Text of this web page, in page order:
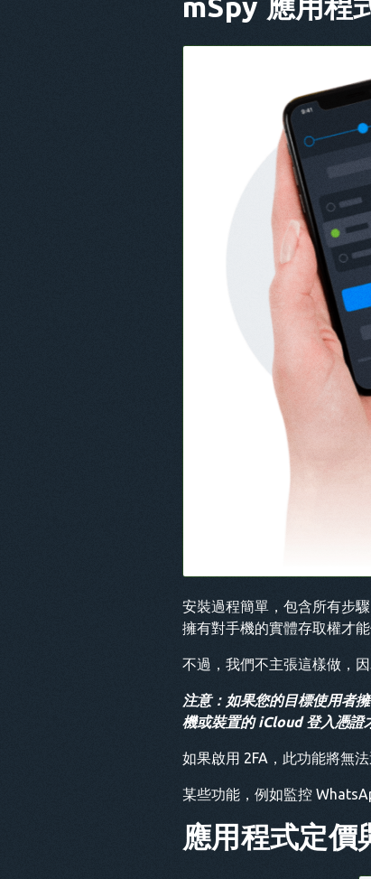
安裝過程簡單，包含所有步
擁有對手機的實體存取權才
不過，我們不主張這樣做，
注意：如果您的目標使用者
機或裝置的 iCloud 登入憑證
如果啟用 2FA，此功能將無
某些功能，例如監控
應用程式定價